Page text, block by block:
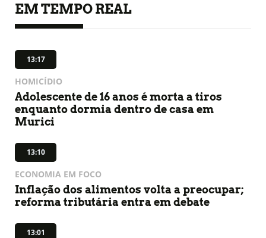
EM TEMPO REAL
13:17
HOMICÍDIO
Adolescente de 16 anos é morta a tiros
enquanto dormia dentro de casa em
Murici
13:10
ECONOMIA EM FOCO
Inflação dos alimentos volta a preocupar;
reforma tributária entra em debate
13:01